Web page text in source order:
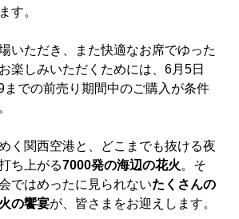
す。
いただき、また快適なお席でゆった
楽しみいただくためには、6月5日
までの前売り期間中のご購入が条件
く関西空港と、どこまでも抜ける夜
ち上がる7000発の海辺の花火。そ
ではめったに見られないたくさんの
の饗宴が、皆さまをお迎えします。